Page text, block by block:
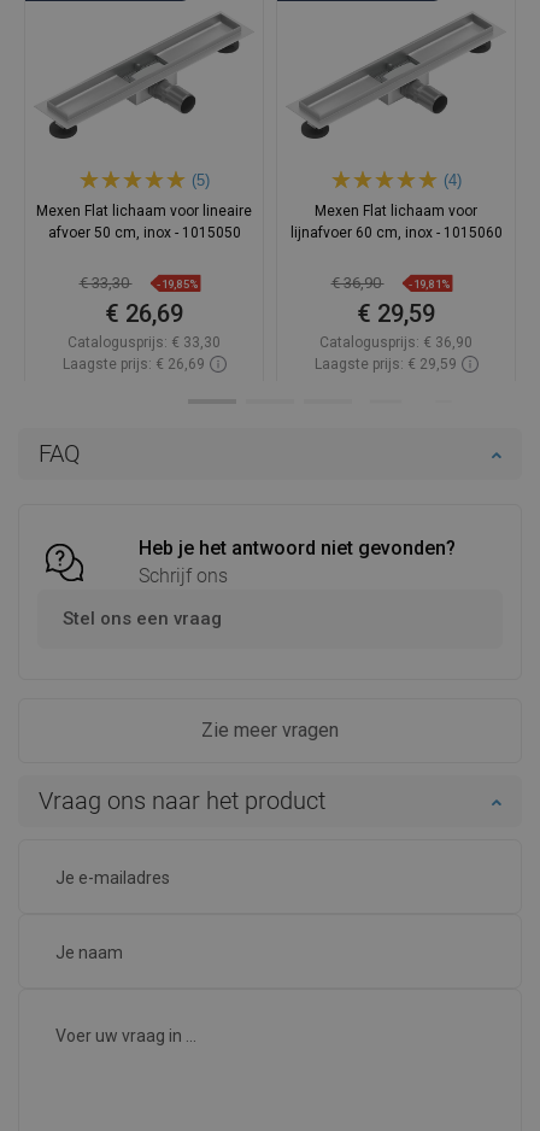
FAQ
Heb je het antwoord niet gevonden?
Schrijf ons
Stel ons een vraag
Zie meer vragen
Vraag ons naar het product
(5)
Mexen Flat lichaam voor lineaire
afvoer 50 cm, inox - 1015050
€ 33,30 -19,85%
€ 26,69
Catalogusprijs: € 33,30
Laagste prijs: € 26,69
(4)
Mexen Flat lichaam voor
lijnafvoer 60 cm, inox - 1015060
€ 36,90 -19,81%
€ 29,59
Catalogusprijs: € 36,90
Laagste prijs: € 29,59